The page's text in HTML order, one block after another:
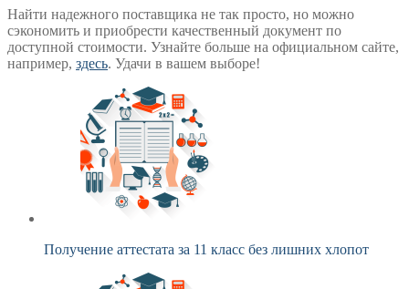
Найти надежного поставщика не так просто, но можно
сэкономить и приобрести качественный документ по
доступной стоимости. Узнайте больше на официальном сайте,
например, здесь. Удачи в вашем выборе!
Получение аттестата за 11 класс без лишних хлопот